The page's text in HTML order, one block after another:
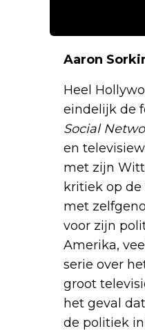
Aaron
Heel
eindelijk de
Social
en
met zijn
kritiek op
met
voor zijn
Amerika,
serie over
groot
het geval
de politiek